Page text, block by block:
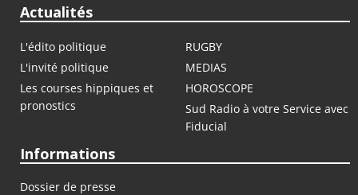
Actualités
L'édito politique
RUGBY
L'invité politique
MEDIAS
Les courses hippiques et
pronostics
HOROSCOPE
Sud Radio à votre Service avec
Fiducial
Informations
Dossier de presse